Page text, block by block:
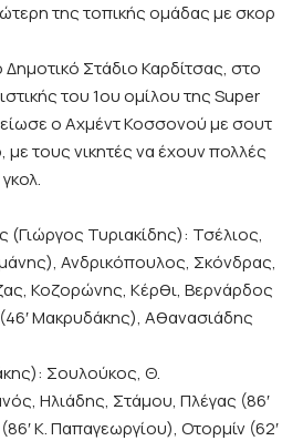
της τοπικής ομάδας με σκορ
Στάδιο Καρδίτσας, στο
του 1ου ομίλου της Super
ο Αχμέντ Κοσσονού με σουτ
με τους νικητές να έχουν πολλές
(Γιώργος Τυριακίδης): Τσέλιος,
Ανδρικόπουλος, Σκόνδρας,
Κοζορώνης, Κέρθι, Βερνάρδος
Μακρυδάκης), Αθανασιάδης
Σουλούκος, Θ.
Ηλιάδης, Στάμου, Πλέγας (86′
Κ. Παπαγεωργίου), Οτορμίν (62′